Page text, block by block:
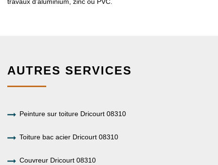
AUTRES SERVICES
Peinture sur toiture Dricourt 08310
Toiture bac acier Dricourt 08310
Couvreur Dricourt 08310